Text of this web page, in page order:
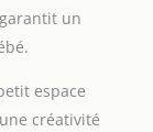
un
espace
créativité